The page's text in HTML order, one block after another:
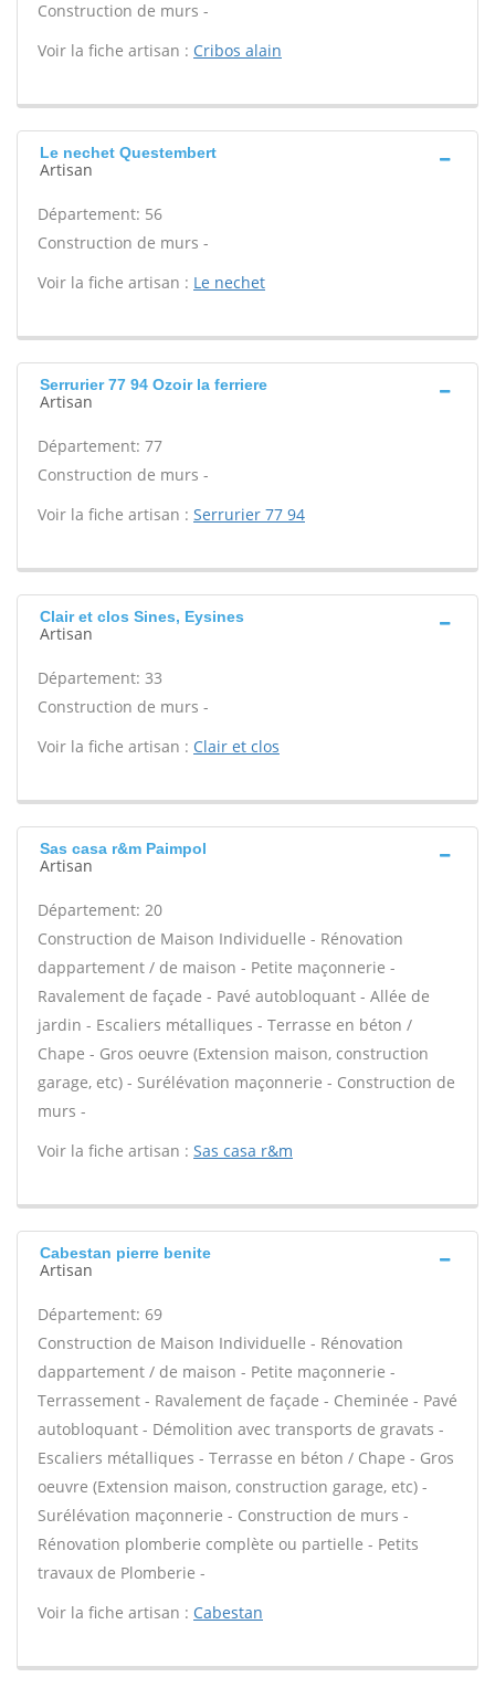
Construction de murs -
Voir la fiche artisan : Cribos alain
Le nechet Questembert
Artisan
Département: 56
Construction de murs -
Voir la fiche artisan : Le nechet
Serrurier 77 94 Ozoir la ferriere
Artisan
Département: 77
Construction de murs -
Voir la fiche artisan : Serrurier 77 94
Clair et clos Sines, Eysines
Artisan
Département: 33
Construction de murs -
Voir la fiche artisan : Clair et clos
Sas casa r&m Paimpol
Artisan
Département: 20
Construction de Maison Individuelle - Rénovation
dappartement / de maison - Petite maçonnerie -
Ravalement de façade - Pavé autobloquant - Allée de
jardin - Escaliers métalliques - Terrasse en béton /
Chape - Gros oeuvre (Extension maison, construction
garage, etc) - Surélévation maçonnerie - Construction de
murs -
Voir la fiche artisan : Sas casa r&m
Cabestan pierre benite
Artisan
Département: 69
Construction de Maison Individuelle - Rénovation
dappartement / de maison - Petite maçonnerie -
Terrassement - Ravalement de façade - Cheminée - Pavé
autobloquant - Démolition avec transports de gravats -
Escaliers métalliques - Terrasse en béton / Chape - Gros
oeuvre (Extension maison, construction garage, etc) -
Surélévation maçonnerie - Construction de murs -
Rénovation plomberie complète ou partielle - Petits
travaux de Plomberie -
Voir la fiche artisan : Cabestan